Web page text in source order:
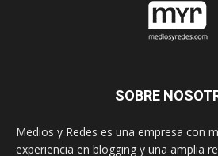
SOBRE
Medios y Redes es una empresa con
experiencia en blogging y una amplia